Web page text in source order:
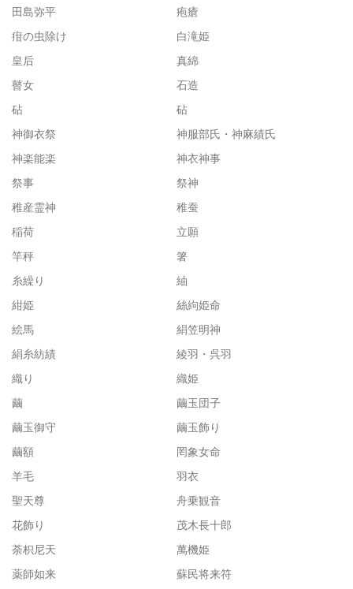
田島弥平
疱瘡
疳の虫除け
白滝姫
皇后
真綿
瞽女
石造
砧
砧
神御衣祭
神服部氏・神麻績氏
神楽能楽
神衣神事
祭事
祭神
稚産霊神
稚蚕
稲荷
立願
竿秤
箸
糸繰り
紬
紺姫
絲絇姫命
絵馬
絹笠明神
絹糸紡績
綾羽・呉羽
織り
織姫
繭
繭玉団子
繭玉御守
繭玉飾り
繭額
罔象女命
羊毛
羽衣
聖天尊
舟乗観音
花飾り
茂木長十郎
荼枳尼天
萬機姫
薬師如来
蘇民将来符